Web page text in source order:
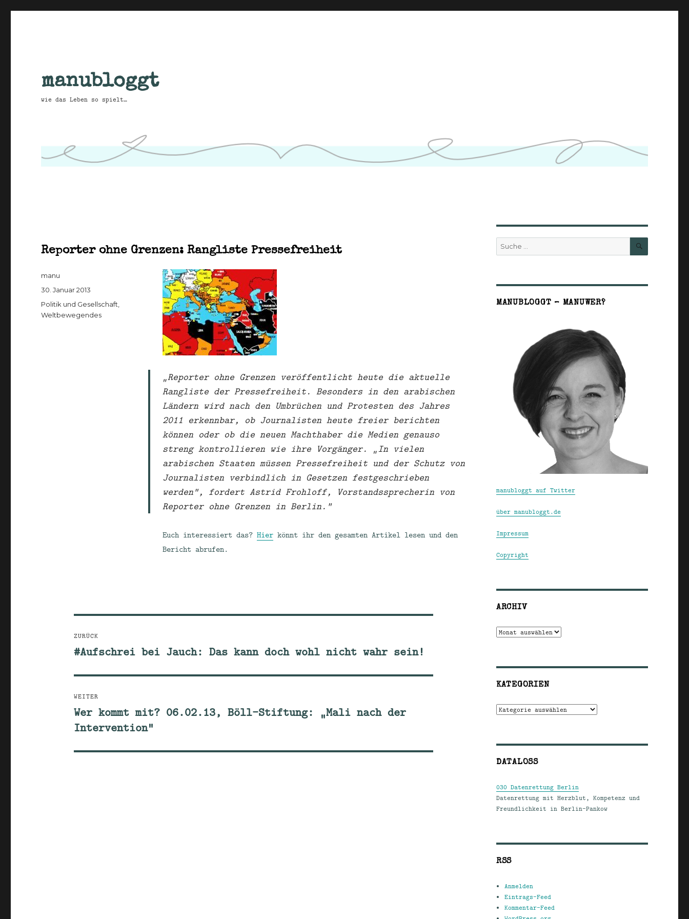
manubloggt
wie das Leben so spielt…
Reporter ohne Grenzen: Rangliste Pressefreiheit
„Reporter ohne Grenzen veröffentlicht heute die aktuelle
Rangliste der Pressefreiheit. Besonders in den arabischen
Ländern wird nach den Umbrüchen und Protesten des Jahres
2011 erkennbar, ob Journalisten heute freier berichten
können oder ob die neuen Machthaber die Medien genauso
streng kontrollieren wie ihre Vorgänger. „In vielen
arabischen Staaten müssen Pressefreiheit und der Schutz von
Journalisten verbindlich in Gesetzen festgeschrieben
werden“, fordert Astrid Frohloff, Vorstandssprecherin von
Reporter ohne Grenzen in Berlin.“
Euch interessiert das? Hierkönnt ihr den gesamten Artikel lesen und den
Bericht abrufen.
Autor
manu
Veröffentlicht
am
30. Januar 2013
Kategorien
Politik und Gesellschaft
Weltbewegendes
ZURÜCK
Vorheriger
#Aufschrei bei Jauch: Das kann doch wohl nicht wahr sein!
WEITER
Nächster
Beitrag:
Wer kommt mit? 06.02.13, Böll-Stiftung: „Mali nach der
Intervention“
Suche
nach:
SUCHE
MANUBLOGGT – MANUWER?
manubloggt auf Twitter
über manubloggt.de
Impressum
Copyright
ARCHIV
Archiv
KATEGORIEN
Kategorien
DATALOSS
030 Datenrettung Berlin
Datenrettung mit Herzblut, Kompetenz und
Freundlichkeit in Berlin-Pankow
RSS
Anmelden
Eintrags-Feed
Kommentar-Feed